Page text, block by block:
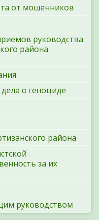
от мошенников
руководства
района
о геноциде
района
за их
руководством